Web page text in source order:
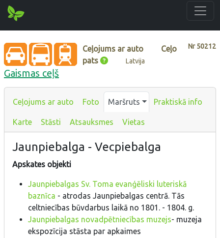
Nr50212
Ceļojums ar auto
Ceļo
pats
Latvija
Gaismas ceļš
Ceļojums ar auto Foto Maršruts Praktiskā info
Karte Stāsti Atsauksmes Vietas
Jaunpiebalga - Vecpiebalga
Apskates objekti
Jaunpiebalgas Sv. Toma evanģēliski luteriskā
baznīca - atrodas Jaunpiebalgas centrā. Tās
celtniecības būvdarbus laikā no 1801. - 1804. g.
Jaunpiebalgas novadpētniecības muzejs- muzeja
ekspozīcija stāsta par apkaimes